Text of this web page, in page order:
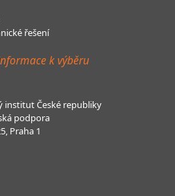
řešení
k výběru
institut České republiky
podpora
Praha 1